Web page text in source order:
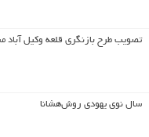
تصویب طرح بازنگری قلعه وکیل آباد
سال نوی یهودی روش‌هشانا